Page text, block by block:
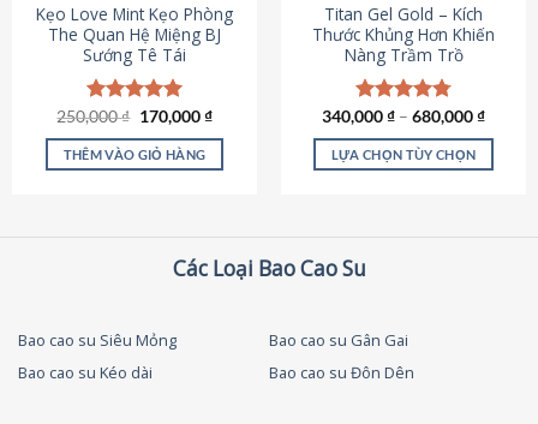
chọn
trên
trang
sản
phẩm
Kẹo Love Mint Kẹo Phòng
The Quan Hệ Miệng BJ
Sướng Tê Tái
Được xếp
hạng5.00
5 sao
250,000₫ Giá
là:
250,000 ₫.
170,000₫Giá
tại
THÊM VÀO GIỎ HÀNG
Titan Gel Gold – Kích
Thước Khủng Hơn Khiến
Nàng Trầm Trồ
Được xếp
hạng4.79
5 sao
340,000₫ – 680,000₫
LỰA CHỌN TÙY CHỌN
thể.
tùy
Các Loại Bao Cao Su
Bao cao su Siêu Mỏng
Bao cao su Gân Gai
Bao cao su Kéo dài
Bao cao su Đôn Dên